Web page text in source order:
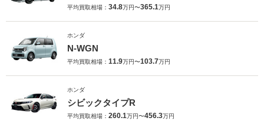
平均買取相場： 34.8万円〜365.1万円
ホンダ
N-WGN
平均買取相場： 11.9万円〜103.7万円
ホンダ
シビックタイプR
平均買取相場： 260.1万円〜456.3万円